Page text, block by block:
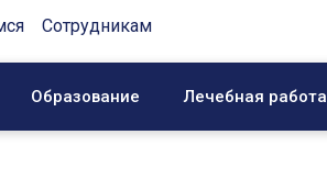
Сотрудникам
Образование Лечебная работа